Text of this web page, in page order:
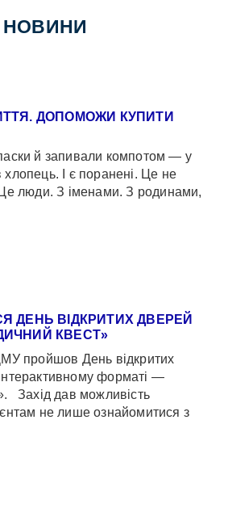
НОВИНИ
ДОПОМОЖИ КУПИТИ
й запивали компотом — у
І є поранені. Це не
люди. З іменами. З родинами,
ДЕНЬ ВІДКРИТИХ ДВЕРЕЙ
КВЕСТ»
пройшов День відкритих
форматі —
Захід дав можливість
не лише ознайомитися з